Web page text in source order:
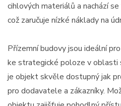
cihlových materiálů a nachází
což zaručuje nízké náklady na
Přízemní budovy jsou ideální
ke strategické poloze v oblasti
je objekt skvěle dostupný jak
pro dodavatele a zákazníky.